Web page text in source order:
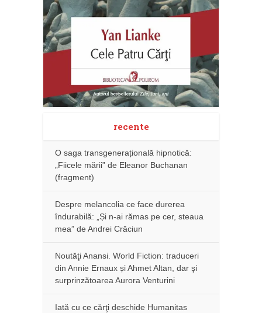
recente
O saga transgenerațională hipnotică:
„Fiicele mării” de Eleanor Buchanan
(fragment)
Despre melancolia ce face durerea
îndurabilă: „Și n-ai rămas pe cer, steaua
mea” de Andrei Crăciun
Noutăţi Anansi. World Fiction: traduceri
din Annie Ernaux și Ahmet Altan, dar şi
surprinzătoarea Aurora Venturini
Iată cu ce cărţi deschide Humanitas